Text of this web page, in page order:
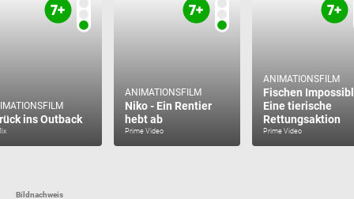
ins Outback
ANIMATIONSFILM
Niko - Ein Rentier
hebt ab
Prime Video
ANIMATIONSFILM
Fischen
Eine tierische
Rettungsaktion
Prime Video
Bildnachweis